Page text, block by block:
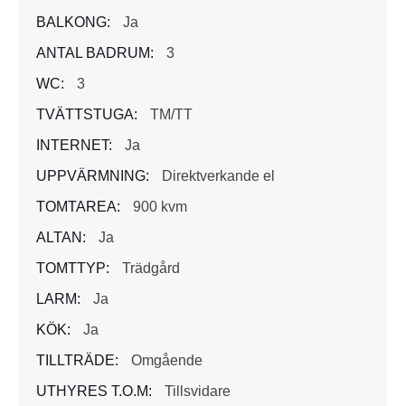
BALKONG:
Ja
ANTAL BADRUM:
3
WC:
3
TVÄTTSTUGA:
TM/TT
INTERNET:
Ja
UPPVÄRMNING:
Direktverkande el
TOMTAREA:
900 kvm
ALTAN:
Ja
TOMTTYP:
Trädgård
LARM:
Ja
KÖK:
Ja
TILLTRÄDE:
Omgående
UTHYRES T.O.M:
Tillsvidare